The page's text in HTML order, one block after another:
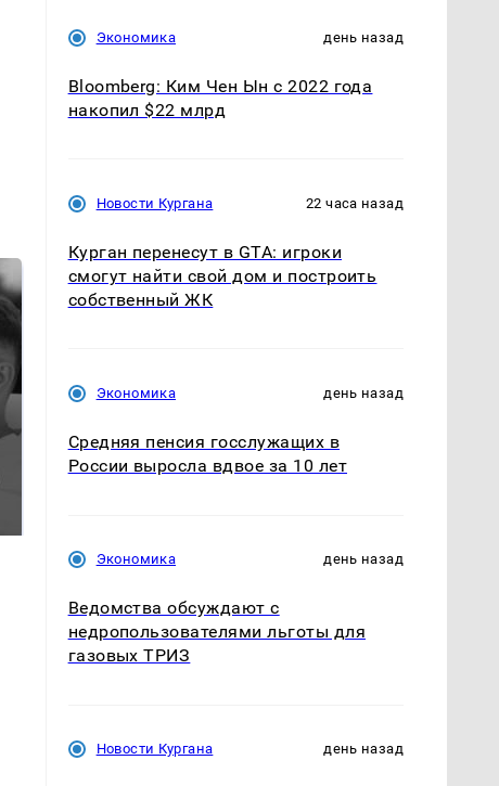
Таких событий не
Экономика день назад
Bloomberg: Ким Чен Ын с 2022 года
накопил $22 млрд
Новости Кургана 22 часа назад
Курган перенесут в GTA: игроки
смогут найти свой дом и построить
собственный ЖК
Экономика день назад
Средняя пенсия госслужащих в
России выросла вдвое за 10 лет
Экономика день назад
Ведомства обсуждают с
недропользователями льготы для
газовых ТРИЗ
Новости Кургана день назад